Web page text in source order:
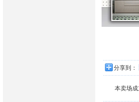
分享到：
本卖场成立